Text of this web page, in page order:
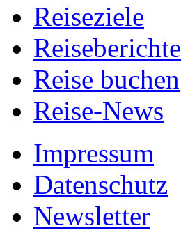
Reiseziele
Reiseberichte
Reise buchen
Reise-News
Impressum
Datenschutz
Newsletter